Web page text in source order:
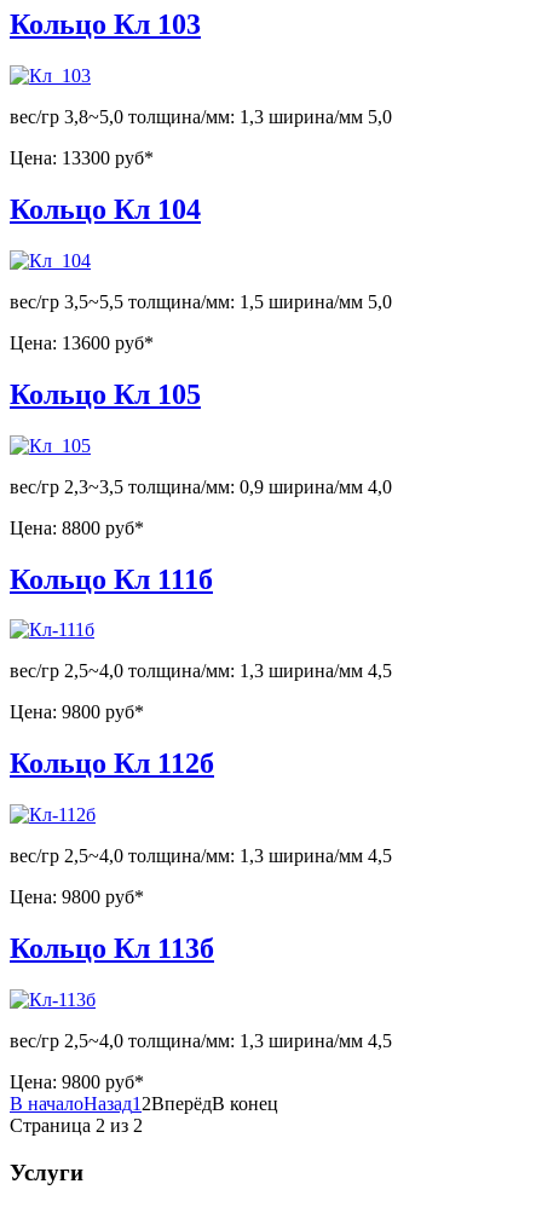
Кольцо Кл 103
вес/гр 3,8~5,0 толщина/мм: 1,3 ширина/мм 5,0
Цена: 13300 руб*
Кольцо Кл 104
вес/гр 3,5~5,5 толщина/мм: 1,5 ширина/мм 5,0
Цена: 13600 руб*
Кольцо Кл 105
вес/гр 2,3~3,5 толщина/мм: 0,9 ширина/мм 4,0
Цена: 8800 руб*
Кольцо Кл 111б
вес/гр 2,5~4,0 толщина/мм: 1,3 ширина/мм 4,5
Цена: 9800 руб*
Кольцо Кл 112б
вес/гр 2,5~4,0 толщина/мм: 1,3 ширина/мм 4,5
Цена: 9800 руб*
Кольцо Кл 113б
вес/гр 2,5~4,0 толщина/мм: 1,3 ширина/мм 4,5
Цена: 9800 руб*
В началоНазад1 2ВперёдВ конец
Страница 2 из 2
Услуги